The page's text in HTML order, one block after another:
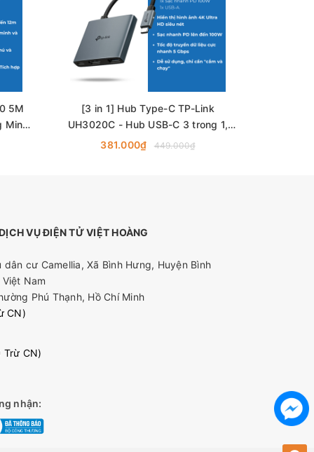
5M
Minh,
[3 in 1] Hub Type-C TP-Link
UH3020C - Hub USB-C 3 trong 1,
Hình ảnh 4K Ultra HD, Sạc nhanh PD
381.000₫ 449.000₫
VỤ ĐIỆN TỬ VIỆT HOÀNG
cư Camellia, Xã Bình Hưng, Huyện Bình
Nam
Phú Thạnh, Hồ Chí Minh
CN)
CN)
nhận: